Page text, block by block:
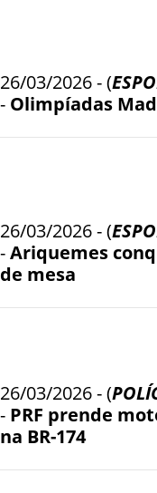
26/03/2026 - (
- Olimpíadas
26/03/2026 - (
-Ariquemes
de mesa
26/03/2026 - (
- PRF prende
na BR-174